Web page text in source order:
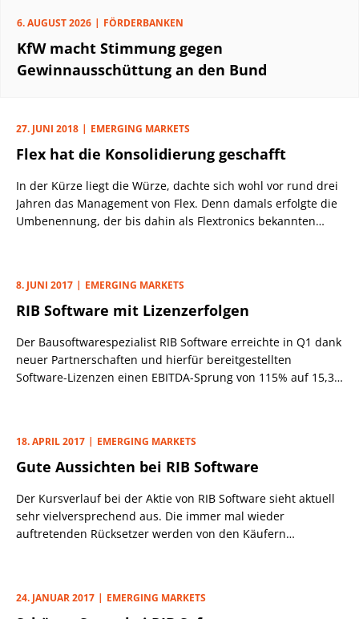
6. AUGUST 2026 FÖRDERBANKEN
KfW macht Stimmung gegen
Gewinnausschüttung an den Bund
27. JUNI 2018 EMERGING MARKETS
Flex hat die Konsolidierung geschafft
In der Kürze liegt die Würze, dachte sich wohl vor rund drei
Jahren das Management von Flex. Denn damals erfolgte die
Umbenennung, der bis dahin als Flextronics bekannten
einer Übernahme zur Sitzverlegung nach Singapur. Dies war
dann auch der Startschuss der Erfolgsgeschichte. Denn mit
führenden Gesellschaften für die Auftragsfertigungen in der
Elektronikindustrie mit rd. 200 000 Mitarbeitern an 100
Standorten in 30 Ländern.
8. JUNI 2017 EMERGING MARKETS
RIB Software mit Lizenzerfolgen
Der Bausoftwarespezialist RIB Software erreichte in Q1 dank
neuer Partnerschaften und hierfür bereitgestellten
Software-Lizenzen einen EBITDA-Sprung von 115% auf 15,3
18. APRIL 2017 EMERGING MARKETS
Gute Aussichten bei RIB Software
Der Kursverlauf bei der Aktie von RIB Software sieht aktuell
sehr vielversprechend aus. Die immer mal wieder
auftretenden Rücksetzer werden von den Käufern
24. JANUAR 2017 EMERGING MARKETS